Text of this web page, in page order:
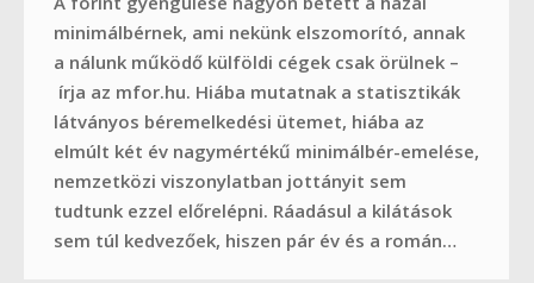
minimálbérnek, ami nekünk elszomorító, annak
a nálunk működő külföldi cégek csak örülnek –
írja az mfor.hu. Hiába mutatnak a statisztikák
látványos béremelkedési ütemet, hiába az
elmúlt két év nagymértékű minimálbér-emelése,
nemzetközi viszonylatban jottányit sem
tudtunk ezzel előrelépni. Ráadásul a kilátások
sem túl kedvezőek, hiszen pár év és a román…